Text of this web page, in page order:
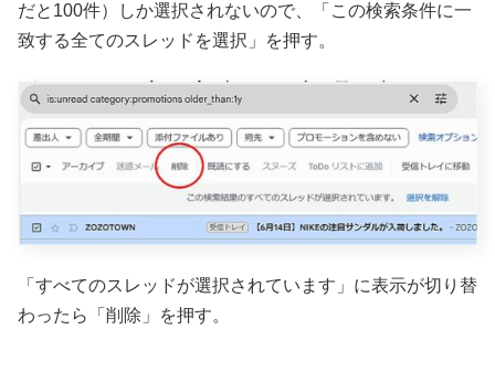
だと100件）しか選択されないので、「この検索条件に一
致する全てのスレッドを選択」を押す。
「すべてのスレッドが選択されています」に表示が切り替
わったら「削除」を押す。